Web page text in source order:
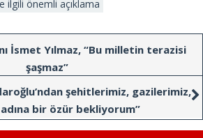
ilgili önemli açıklama
İsmet Yılmaz, “Bu milletin terazisi
şaşmaz”
şehitlerimiz, gazilerimiz,
bir özür bekliyorum”